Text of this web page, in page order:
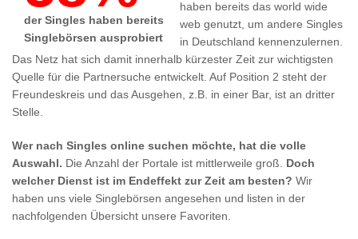
der Singles haben bereits
Singlebörsen ausprobiert
haben bereits das world wide
web genutzt, um andere Singles
in Deutschland kennenzulernen.
Das Netz hat sich damit innerhalb kürzester Zeit zur wichtigsten
Quelle für die Partnersuche entwickelt. Auf Position 2 steht der
Freundeskreis und das Ausgehen, z.B. in einer Bar, ist an dritter
Stelle.
Wer nach Singles online suchen möchte, hat die volle
Auswahl. Die Anzahl der Portale ist mittlerweile groß. Doch
welcher Dienst ist im Endeffekt zur Zeit am besten? Wir
haben uns viele Singlebörsen angesehen und listen in der
nachfolgenden Übersicht unsere Favoriten.